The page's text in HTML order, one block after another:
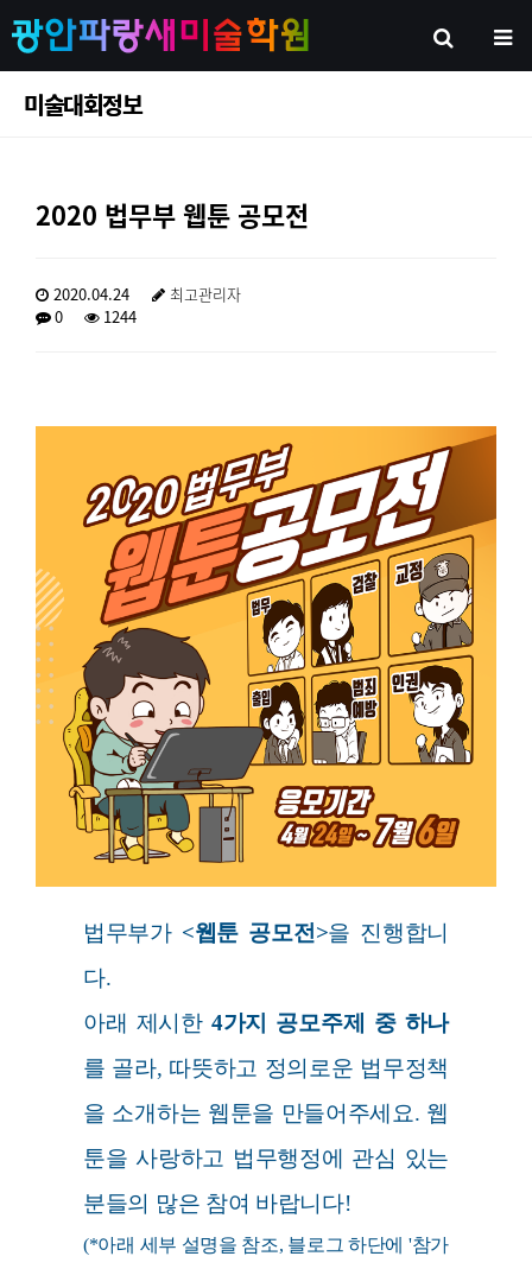
미술대회정보
2020 법무부 웹툰 공모전
2020.04.24
최고관리자
0
1244
법무부가 <웹툰 공모전>을 진행합니
다.
아래 제시한4가지 공모주제 중 하나
를 골라, 따뜻하고 정의로운 법무정책
을 소개하는 웹툰을 만들어주세요. 웹
툰을 사랑하고 법무행정에 관심 있는
분들의 많은 참여 바랍니다!
(*아래 세부 설명을 참조, 블로그 하단에 '참가